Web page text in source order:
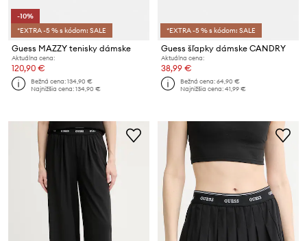
-10%
*EXTRA -5 % s kódom: SALE
Guess MAZZY tenisky dámske
Aktuálna cena:
120,90 €
Bežná cena:134,90 €
Najnižšia cena:134,90 €
*EXTRA -5 % s kódom: SALE
Guess šľapky dámske CANDRY
Aktuálna cena:
38,99 €
Bežná cena:64,90 €
Najnižšia cena:41,99 €